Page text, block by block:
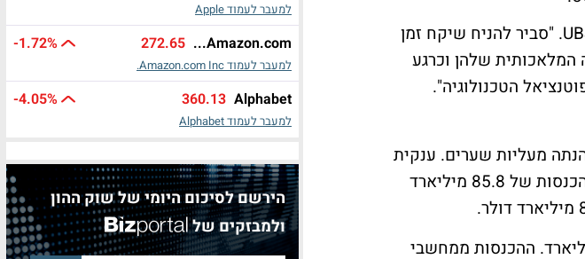
"ההתלהבות האחרונה סביב בינה מלאכותית מוקדמת מדי לטעמנו", כתבו ב-UBS. "סביר להניח שיקח זמן
שלהן וכרגע
הטכנולוגיה".
מעליות שערים. ענקית
הטכנולוגיה רשמה בתוצאותיה לרבעון השלישי רווח למניה של 1.4 דולר על הכנסות של 85.8 מיליארד
עמדו על 39.3 מיליארד דולר, טוב מהצפי של 38.81 מיליארד. ההכנסות ממחשבי
למעבר לעמוד Apple
Amazon.com...
272.65
-1.72%
למעבר לעמוד Amazon.com Inc.
Alphabet
360.13
-4.05%
למעבר לעמוד Alphabet
הירשם לסיכום היומי של שוק ההון
ולמבזקים של